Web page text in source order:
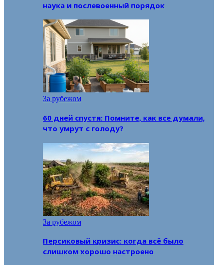
наука и послевоенный порядок
За рубежом
60 дней спустя: Помните, как все думали,
что умрут с голоду?
За рубежом
Персиковый кризис: когда всё было
слишком хорошо настроено